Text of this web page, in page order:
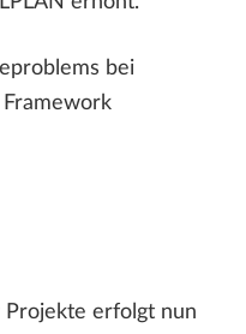
bei
erfolgt nun